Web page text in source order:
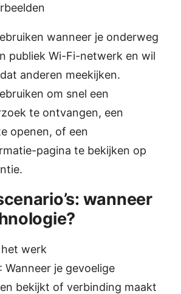
wanneer je onderweg
publiek Wi-Fi-netwerk en wil
anderen meekijken.
om snel een
te ontvangen, een
openen, of een
pagina te bekijken op
wanneer
werk
Wanneer je gevoelige
bekijkt of verbinding maakt